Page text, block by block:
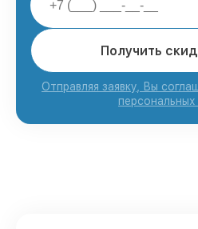
Получить
Отправляя заявку, Вы